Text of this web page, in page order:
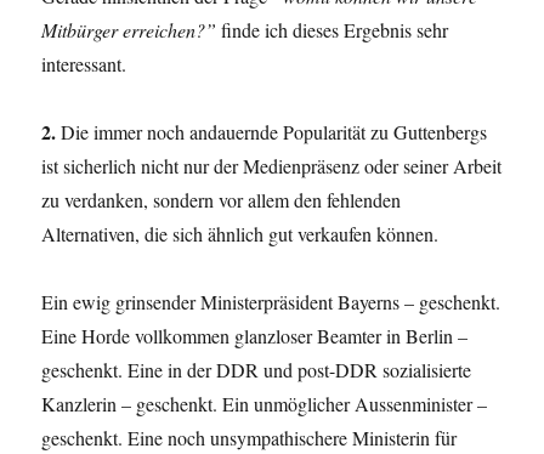
Mitbürger erreichen?” finde ich dieses Ergebnis sehr
interessant.
2.Die immer noch andauernde Popularität zu Guttenbergs
ist sicherlich nicht nur der Medienpräsenz oder seiner Arbeit
zu verdanken, sondern vor allem den fehlenden
Alternativen, die sich ähnlich gut verkaufen können.
Ein ewig grinsender Ministerpräsident Bayerns – geschenkt.
Eine Horde vollkommen glanzloser Beamter in Berlin –
geschenkt. Eine in der DDR und post-DDR sozialisierte
Kanzlerin – geschenkt. Ein unmöglicher Aussenminister –
geschenkt. Eine noch unsympathischere Ministerin für